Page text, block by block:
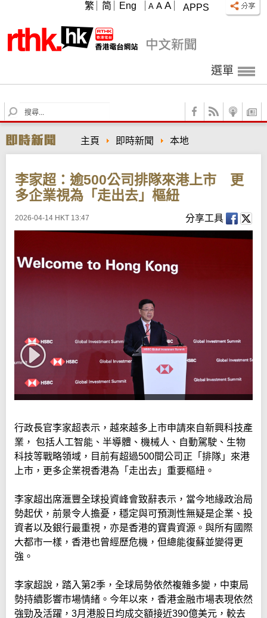
APPS
A A A
繁 简 Eng
選單
S
e
r
c
主頁 即時新聞 本地
李家超：逾500公司排隊來港上市 更
多企業視為「走出去」樞紐
2026-04-14 HKT 13:47 分享工具
行政長官李家超表示，越來越多上市申請來自新興科技產
業， 包括人工智能、半導體、機械人、自動駕駛、生物
科技等戰略領域，目前有超過500間公司正「排隊」來港
上市，更多企業視香港為「走出去」重要樞紐。
李家超出席滙豐全球投資峰會致辭表示，當今地緣政治局
勢起伏，前景令人擔憂，穩定與可預測性無疑是企業、投
資者以及銀行最重視，亦是香港的寶貴資源。與所有國際
大都市一樣，香港也曾經歷危機，但總能復蘇並變得更
強。
李家超說，踏入第2季，全球局勢依然複雜多變，中東局
勢持續影響市場情緒。今年以來，香港金融市場表現依然
強勁及活躍，3月港股日均成交額接近390億美元，較去